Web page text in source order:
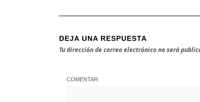
DEJA UNA RESPUESTA
Tu dirección de correo electrónico no será
COMENTAR